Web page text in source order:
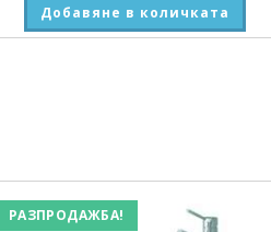
Добавяне в количката
РАЗПРОДАЖБА!